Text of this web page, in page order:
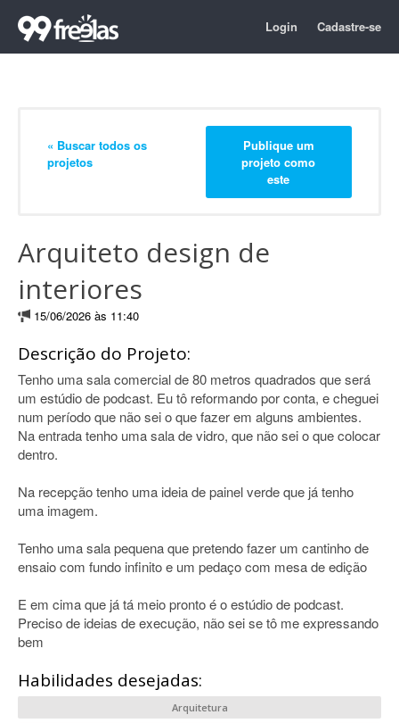
Login Cadastre-se
« Buscar todos os
projetos
Publique um
projeto como
este
Arquiteto design de
interiores
15/06/2026 às 11:40
Descrição do Projeto:
Tenho uma sala comercial de 80 metros quadrados que será
um estúdio de podcast. Eu tô reformando por conta, e cheguei
num período que não sei o que fazer em alguns ambientes.
Na entrada tenho uma sala de vidro, que não sei o que colocar
dentro.
Na recepção tenho uma ideia de painel verde que já tenho
uma imagem.
Tenho uma sala pequena que pretendo fazer um cantinho de
ensaio com fundo infinito e um pedaço com mesa de edição
E em cima que já tá meio pronto é o estúdio de podcast.
Preciso de ideias de execução, não sei se tô me expressando
bem
Habilidades desejadas:
Arquitetura